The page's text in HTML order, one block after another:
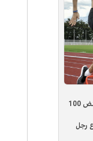
اساف بأول وكريستوف ليماتر ابطال الركض 100
رجل